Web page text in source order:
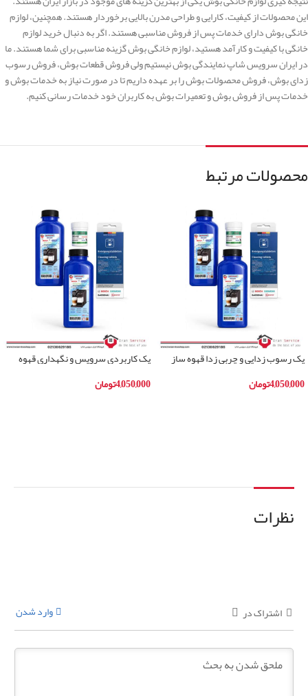
این محصولات از کیفیت، کارایی و طراحی مدرن بالایی برخوردار هستند. همچنین، لوازم
خانگی بوش دارای خدمات پس از فروش مناسبی هستند. اگر به دنبال خرید لوازم
خانگی با کیفیت و کارآمد هستید، لوازم خانگی بوش گزینه مناسبی برای شما هستند. ما
در ایران سرویس شاپ نمایندگی بوش نیستیم ولی فروش قطعات بوش، فروش رسوب
زدای بوش، فروش محصولات بوش را بر عهده داریم تا در صورت نیاز به خدمات بوش و
خدمات پس از فروش بوش و تعمیرات بوش به کاربران خود خدمات رسانی کنیم.
محصولات مرتبط
پک رسوب زدایی و چربی زدا قهوه ساز
4,050,000تومان
پک کاربردی سرویس و نگهداری قهوه
4,050,000تومان
نظرات
اشتراک در وارد شدن